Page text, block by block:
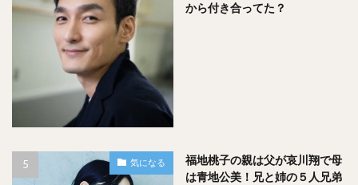
から付き合ってた？
気になる
福地桃子の親は父が哀川翔で母
は青地公美！兄と姉の５人兄弟